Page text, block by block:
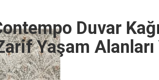
Duvar
Yaşam Alanları